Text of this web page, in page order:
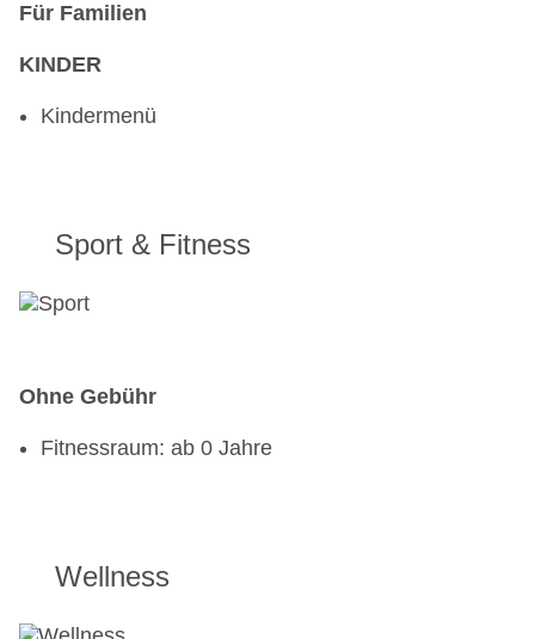
Für Familien
KINDER
Kindermenü
Sport & Fitness
Ohne Gebühr
Fitnessraum: ab 0 Jahre
Wellness